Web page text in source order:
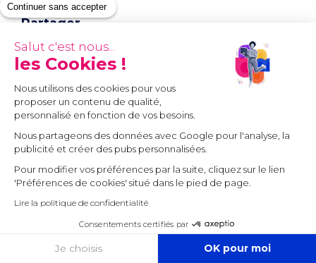
Continuer sans accepter
Salut c'est nous...
les Cookies !
Nous utilisons des cookies pour vous
proposer un contenu de qualité,
personnalisé en fonction de vos besoins.
Nous partageons des données avec Google pour l'analyse, la
publicité et créer des pubs personnalisées.
Pour modifier vos préférences par la suite, cliquez sur le lien
'Préférences de cookies' situé dans le pied de page.
Lire la politique de confidentialité
Consentements certifiés par
Je choisis OK pour moi
COOKIES
Partager
Échangez avec un expert
sur votre projet